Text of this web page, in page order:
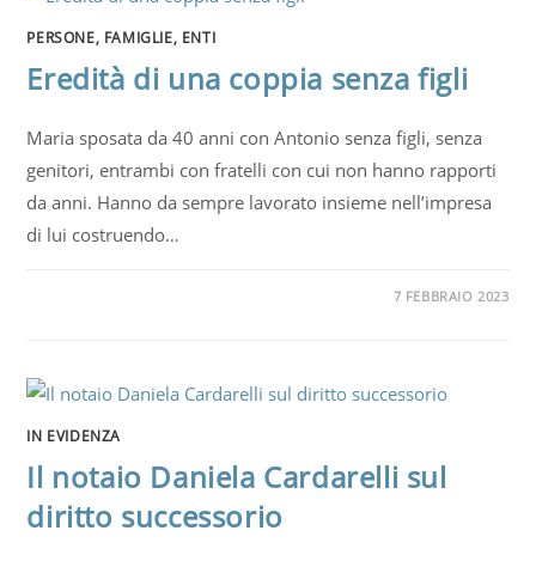
PERSONE, FAMIGLIE, ENTI
Eredità di una coppia senza figli
Maria sposata da 40 anni con Antonio senza figli, senza
genitori, entrambi con fratelli con cui non hanno rapporti
da anni. Hanno da sempre lavorato insieme nell’impresa
di lui costruendo…
7 FEBBRAIO 2023
IN EVIDENZA
Il notaio Daniela Cardarelli sul
diritto successorio